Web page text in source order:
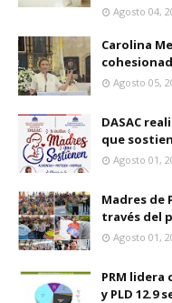
Agosto 04,
Carolina
Agosto 05,
DASAC
que
Agosto 01,
Madres de
través del
Agosto 01,
PRM lidera
y PLD 12.9